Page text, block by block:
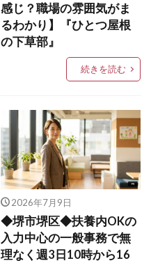
感じ？職場の雰囲気がま
るわかり】『ひとつ屋根
の下草部』
続きを読む
2026年7月9日
◆堺市堺区◆扶養内OKの
入力中心の一般事務で無
理なく週3日10時から16